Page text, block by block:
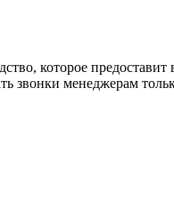
которое
звонки менеджерам